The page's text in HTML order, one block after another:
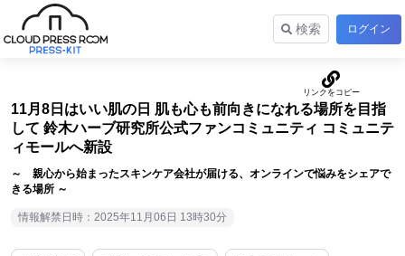
検索 ログイン
11月8日はいい肌の日 肌も心も前向きになれる場所を目指
して 鈴木ハーブ研究所公式ファンコミュニティ コミュニテ
ィモールへ新設
～ 親心から始まったスキンケア会社が届ける、オンラインで悩みをシェアで
きる場所 ～
情報解禁日時：2025年11月06日 13時30分